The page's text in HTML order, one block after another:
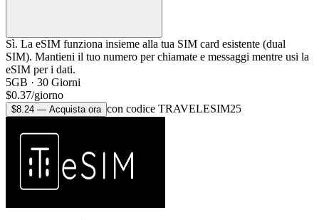
Sì. La eSIM funziona insieme alla tua SIM card esistente (dual
SIM). Mantieni il tuo numero per chiamate e messaggi mentre usi la
eSIM per i dati.
5GB · 30 Giorni
$0.37/giorno
$8.24 — Acquista ora con codice TRAVELESIM25